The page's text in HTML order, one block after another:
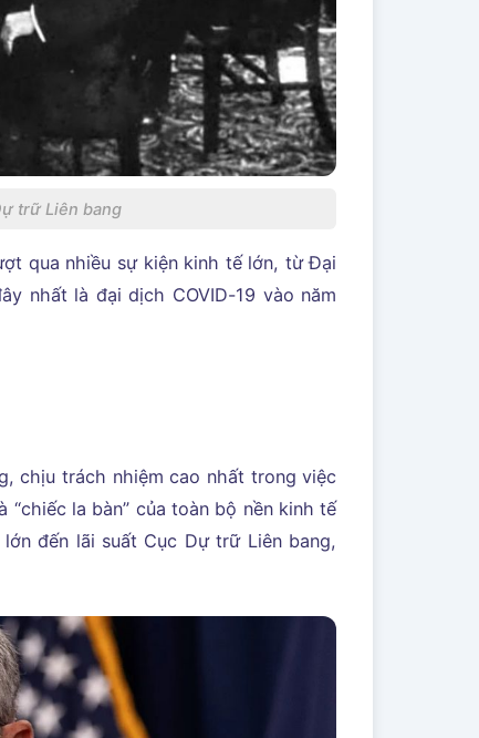
trữ Liên bang
qua nhiều sự kiện kinh tế lớn, từ Đại
nhất là đại dịch COVID-19 vào năm
chịu trách nhiệm cao nhất trong việc
la bàn” của toàn bộ nền kinh tế
đến lãi suất Cục Dự trữ Liên bang,